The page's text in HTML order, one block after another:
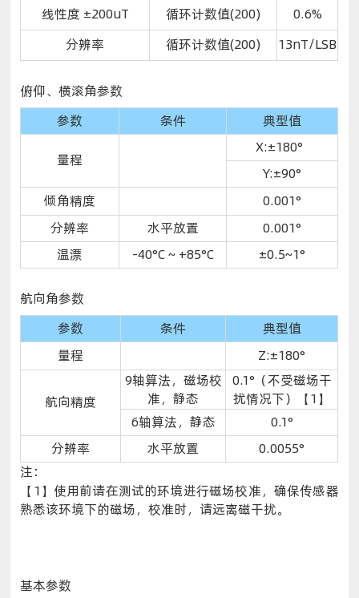
线性度 ±200uT 循环计数值(200)
0.6%
分辨率
循环计数值(200) 13nT/LSB
俯仰、横滚角参数
参数
条件 典型值
量程
X:±180°
Y:±90°
倾角精度
0.001°
分辨率
水平放置
0.001°
温漂
-40°C ~ +85°C ±0.5~1°
航向角参数
参数
条件
典型值
量程
Z:±180°
航向精度
9轴算法，磁场校
准，静态
0.1°（不受磁场干
扰情况下）【1】
6轴算法，静态
0.1°
分辨率
水平放置
0.0055°
注：
【1】使用前请在测试的环境进行磁场校准，确保传感器
熟悉该环境下的磁场，校准时，请远离磁干扰。
基本参数